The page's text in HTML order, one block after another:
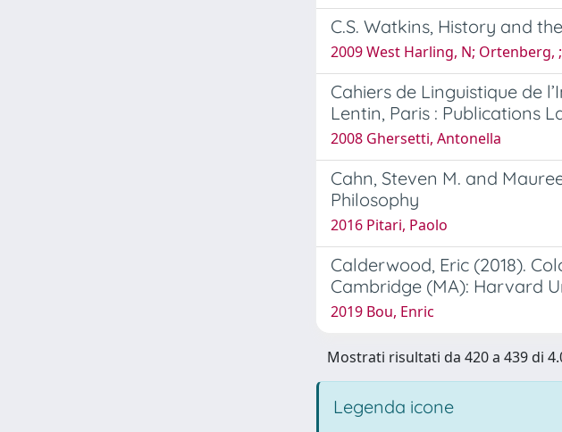
C.S. Watkins, History and
2009 West Harling, N; Ortenberg,
Cahiers de Linguistique de
Lentin, Paris : Publications
2008 Ghersetti, Antonella
Cahn, Steven M. and
Philosophy
2016 Pitari, Paolo
Calderwood, Eric (2018).
Cambridge (MA): Harvard
2019 Bou, Enric
Mostrati risultati da 420 a 439 di
Legenda icone